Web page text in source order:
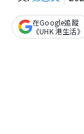
在Google追蹤
《UHK 港生活》